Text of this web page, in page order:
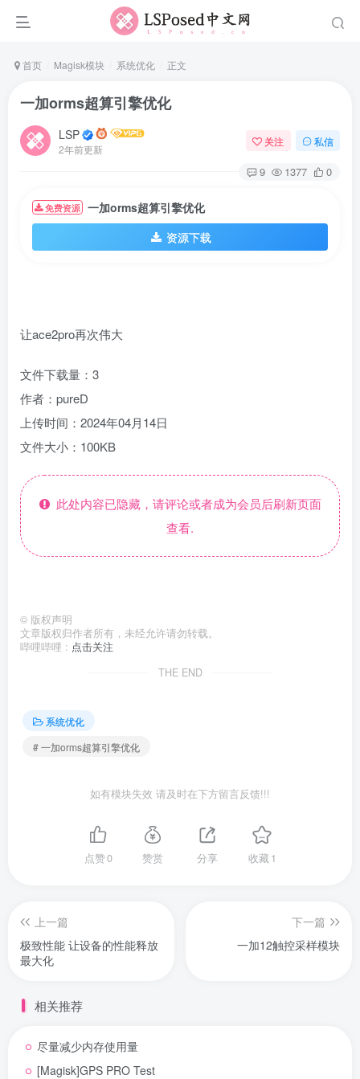
首页 Magisk模块 系统优化 正文
一加orms超算引擎优化
LSP
2年前更新
关注 私信
9 1377 0
免费资源 一加orms超算引擎优化
资源下载
让ace2pro再次伟大
文件下载量：3
作者：pureD
上传时间：2024年04月14日
文件大小：100KB
此处内容已隐藏，请评论或者成为会员后刷新页面
查看.
© 版权声明
文章版权归作者所有，未经允许请勿转载。
哔哩哔哩 : 点击关注
THE END
系统优化
# 一加orms超算引擎优化
如有模块失效 请及时在下方留言反馈!!!
点赞0 赞赏 分享 收藏1
上一篇
极致性能 让设备的性能释放
最大化
下一篇
一加12触控采样模块
相关推荐
尽量减少内存使用量
[Magisk]GPS PRO Test